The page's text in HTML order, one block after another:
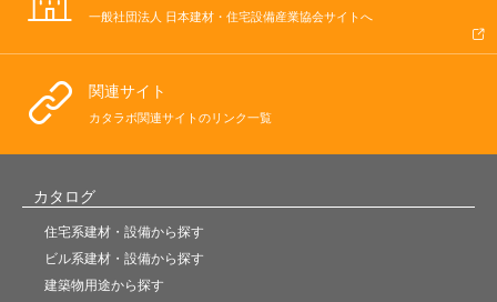
一般社団法人 日本建材・住宅設備産業協会サイトへ
関連サイト
カタラボ関連サイトのリンク一覧
カタログ
住宅系建材・設備から探す
ビル系建材・設備から探す
建築物用途から探す